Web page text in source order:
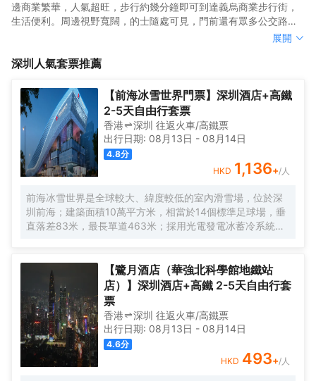
邊商業繁華，人氣超旺，步行約幾分鐘即可到達義烏商業步行街，
生活便利。周邊視野寬闊，的士隨處可見，門前還有眾多公交路線
環繞，交通便捷。<br>酒店擁有佈置温馨的各類房型，客房注重流
高雅獨特，為旅客營造了一個祥和的睡眠環境，是您商務出行、休
酒店位於廣東省深圳市龍崗區中心地段，毗鄰富業商品批發城，周
生活便利。周邊視野寬闊，的士隨處可見，門前還有眾多公交路線
行設計元素的運用，突顯出青春時尚的氣息。客房寬敞舒適，裝飾
高雅獨特，為旅客營造了一個祥和的睡眠環境，是您商務出行、休
閒娛樂的理想選擇。
展開
深圳 人氣套票推薦
【前海冰雪世界門票】深圳酒店+高鐵
2-5天自由行套票
香港 深圳 往返火車/高鐵票
出行日期: 08月13日 - 08月14日
4.8分
HKD 1,136+/人
前海冰雪世界是全球較大、緯度較低的室內滑雪場，位於深
圳前海；建築面積10萬平方米，相當於14個標準足球場，垂
直落差83米，最長單道463米‌；採用光電發電冰蓄冷系統，
【鷺月酒店（華強北科學館地鐵站
店）】深圳酒店+高鐵 2-5天自由行套
票
香港 深圳 往返火車/高鐵票
出行日期: 08月13日 - 08月14日
4.6分
HKD 493+/人